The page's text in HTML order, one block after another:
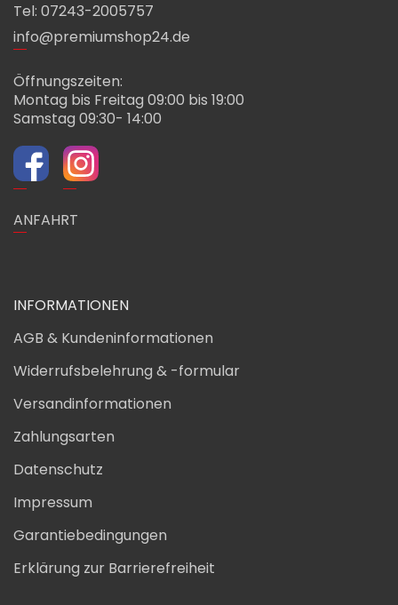
Tel: 07243-2005757
info@premiumshop24.de
Öffnungszeiten:
Montag bis Freitag 09:00 bis 19:00
Samstag 09:30- 14:00
ANFAHRT
INFORMATIONEN
AGB & Kundeninformationen
Widerrufsbelehrung & -formular
Versandinformationen
Zahlungsarten
Datenschutz
Impressum
Garantiebedingungen
Erklärung zur Barrierefreiheit